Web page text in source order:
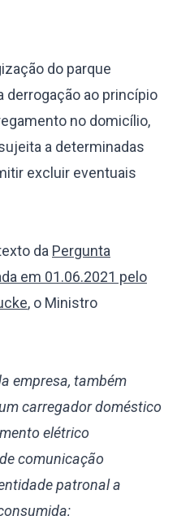
do parque
derrogação ao princípio
no domicílio,
a determinadas
excluir eventuais
da Pergunta
em 01.06.2021 pelo
, o Ministro
empresa, também
carregador doméstico
elétrico
comunicação
patronal a